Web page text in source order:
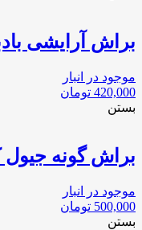
براش آرایشی
موجود در انبار
420,000 تومان
بستن
براش گونه جیول کد
موجود در انبار
500,000 تومان
بستن